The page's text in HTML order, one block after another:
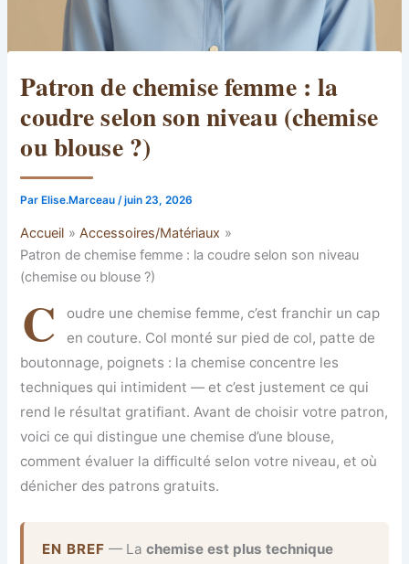
Patron de chemise femme : la
coudre selon son niveau (chemise
ou blouse ?)
ParElise.Marceau /juin 23, 2026
Accueil
Accessoires/Matériaux
Patron de chemise femme : la coudre selon son niveau
(chemise ou blouse ?)
C
oudre une chemise femme, c’est franchir un cap
en couture. Col monté sur pied de col, patte de
boutonnage, poignets : la chemise concentre les
techniques qui intimident — et c’est justement ce qui
rend le résultat gratifiant. Avant de choisir votre patron,
voici ce qui distingue une chemise d’une blouse,
comment évaluer la difficulté selon votre niveau, et où
dénicher des patrons gratuits.
EN BREF — La chemise est plus technique